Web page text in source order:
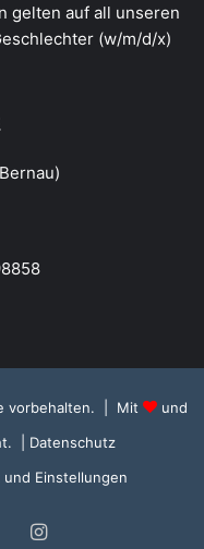
gelten auf all unseren
(w/m/d/x)
vorbehalten. | Mit
und
| Datenschutz
Einstellungen
Instagram